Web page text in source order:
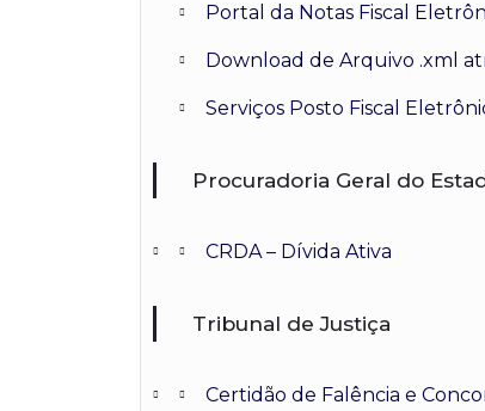
Portal da Notas Fiscal
Download de Arquivo .xml
Serviços Posto Fiscal
Procuradoria Geral do
CRDA – Dívida Ativa
Tribunal de Justiça
Certidão de Falência e